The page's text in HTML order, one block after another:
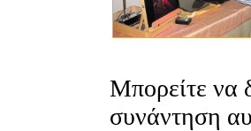
Μπορείτε να
συνάντηση